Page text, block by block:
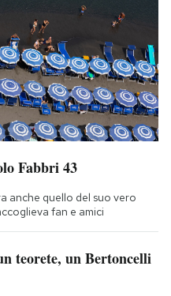
Fabbri 43
anche quello del suo vero
fan e amici
teorete, un Bertoncelli